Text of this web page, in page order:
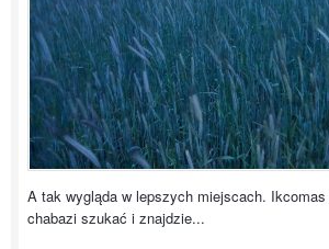
A tak wygląda w lepszych miejscach.
chabazi szukać i znajdzie...